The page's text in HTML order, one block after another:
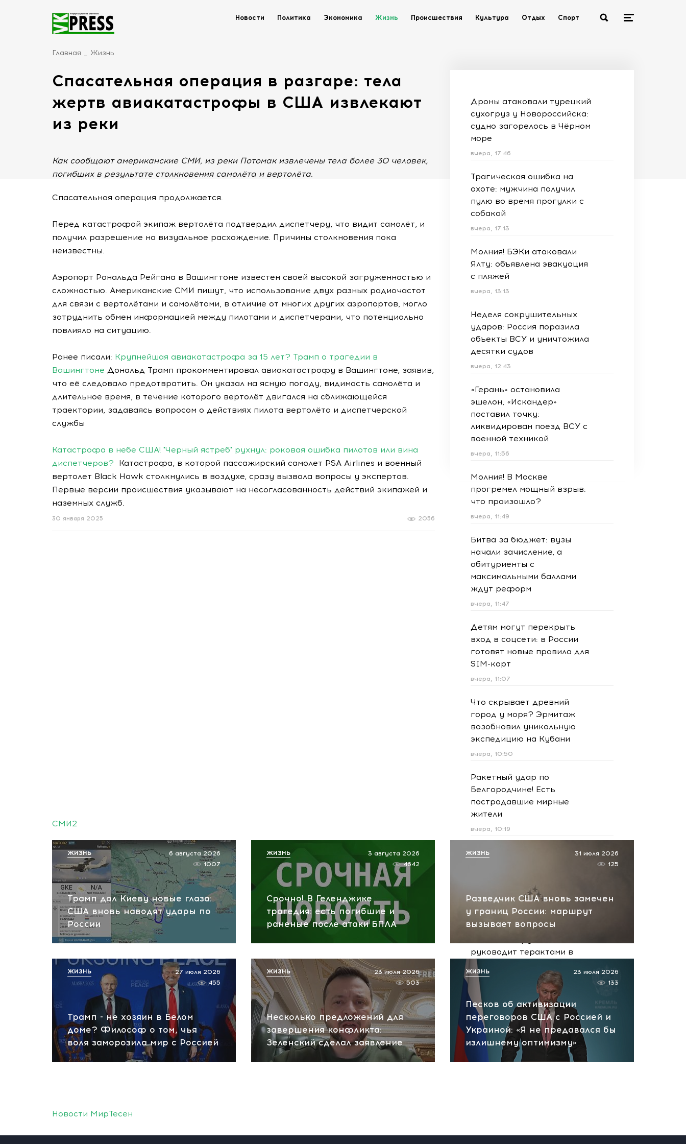
Новости Политика Экономика Жизнь Происшествия Культура Отдых Спорт
Главная Жизнь
Спасательная операция в разгаре: тела
жертв авиакатастрофы в США извлекают
из реки
Как сообщают американские СМИ, из реки Потомак извлечены тела более 30 человек,
погибших в результате столкновения самолёта и вертолёта.
Спасательная операция продолжается.
Перед катастрофой экипаж вертолёта подтвердил диспетчеру, что видит самолёт, и
получил разрешение на визуальное расхождение. Причины столкновения пока
неизвестны.
Аэропорт Рональда Рейгана в Вашингтоне известен своей высокой загруженностью и
сложностью. Американские СМИ пишут, что использование двух разных радиочастот
для связи с вертолётами и самолётами, в отличие от многих других аэропортов, могло
затруднить обмен информацией между пилотами и диспетчерами, что потенциально
повлияло на ситуацию.
Ранее писали: Крупнейшая авиакатастрофа за 15 лет? Трамп о трагедии в
Вашингтоне Дональд Трамп прокомментировал авиакатастрофу в Вашингтоне, заявив,
что её следовало предотвратить. Он указал на ясную погоду, видимость самолёта и
длительное время, в течение которого вертолёт двигался на сближающейся
траектории, задаваясь вопросом о действиях пилота вертолёта и диспетчерской
службы
Катастрофа в небе США! "Черный ястреб" рухнул: роковая ошибка пилотов или вина
диспетчеров? Катастрофа, в которой пассажирский самолет PSA Airlines и военный
вертолет Black Hawk столкнулись в воздухе, сразу вызвала вопросы у экспертов.
Первые версии происшествия указывают на несогласованность действий экипажей и
наземных служб.
2056
30 января 2025
Дроны атаковали турецкий
сухогруз у Новороссийска:
судно загорелось в Чёрном
море
вчера, 17:46
Трагическая ошибка на
охоте: мужчина получил
пулю во время прогулки с
собакой
вчера, 17:13
Молния! БЭКи атаковали
Ялту: объявлена эвакуация
с пляжей
вчера, 13:13
Неделя сокрушительных
ударов: Россия поразила
объекты ВСУ и уничтожила
десятки судов
вчера, 12:43
«Герань» остановила
эшелон, «Искандер»
поставил точку:
ликвидирован поезд ВСУ с
военной техникой
вчера, 11:56
Молния! В Москве
прогремел мощный взрыв:
что произошло?
вчера, 11:49
Битва за бюджет: вузы
начали зачисление, а
абитуриенты с
максимальными баллами
ждут реформ
вчера, 11:47
Детям могут перекрыть
вход в соцсети: в России
готовят новые правила для
SIM-карт
вчера, 11:07
Что скрывает древний
город у моря? Эрмитаж
возобновил уникальную
экспедицию на Кубани
вчера, 10:50
Ракетный удар по
Белгородчине! Есть
пострадавшие мирные
жители
вчера, 10:19
Срочно! В Геленджике и
рекомендуется уйти с
пляжей
вчера, 10:13
руководит терактами в
России! Сенсационное
заявление хакеров
вчера, 10:07
СМИ2
Трамп дал Киеву новые глаза:
США вновь наводят удары по
России
6 августа 2026
1007
ЖИЗНЬ
Срочно! В Геленджике
трагедия: есть погибшие и
раненые после атаки БПЛА
3 августа 2026
4642
ЖИЗНЬ
Разведчик США вновь замечен
у границ России: маршрут
вызывает вопросы
31 июля 2026
125
ЖИЗНЬ
Трамп - не хозяин в Белом
доме? Философ о том, чья
воля заморозила мир с Россией
27 июля 2026
455
ЖИЗНЬ
Несколько предложений для
завершения конфликта:
Зеленский сделал заявление
23 июля 2026
503
ЖИЗНЬ
Песков об активизации
переговоров США с Россией и
Украиной: «Я не предавался бы
излишнему оптимизму»
23 июля 2026
133
ЖИЗНЬ
Новости МирТесен